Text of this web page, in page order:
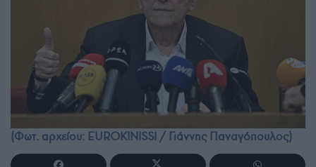
(Φωτ. αρχείου: EUROKINISSI / Γιάννης Παναγόπουλος)